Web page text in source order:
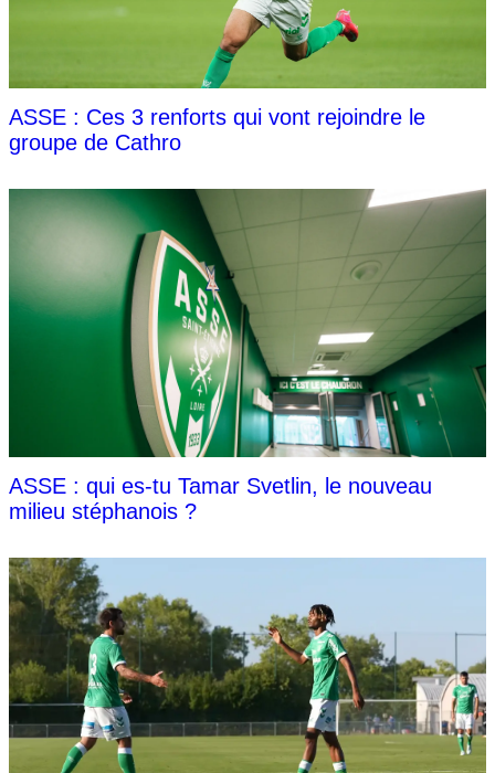
ASSE : Ces 3 renforts qui vont rejoindre le
groupe de Cathro
ASSE : qui es-tu Tamar Svetlin, le nouveau
milieu stéphanois ?